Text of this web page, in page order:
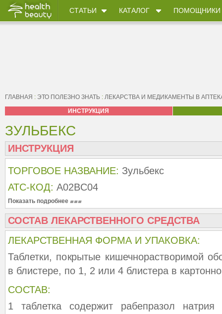
СТАТЬИ КАТАЛОГ ПОМОЩНИКИ
ГЛАВНАЯ : ЭТО ПОЛЕЗНО ЗНАТЬ : ЛЕКАРСТВА И МЕДИКАМЕНТЫ В
ИНСТРУКЦИЯ
ЗУЛЬБЕКС
ИНСТРУКЦИЯ
ТОРГОВОЕ НАЗВАНИЕ: Зульбекс
АТС-КОД: A02BC04
Показать подробнее
СОСТАВ ЛЕКАРСТВЕННОГО СРЕДСТВА
ЛЕКАРСТВЕННАЯ ФОРМА И УПАКОВКА:
Таблетки, покрытые кишечнорастворимой
в блистере, по 1, 2 или 4 блистера в
СОСТАВ:
1 таблетка содержит рабепразол